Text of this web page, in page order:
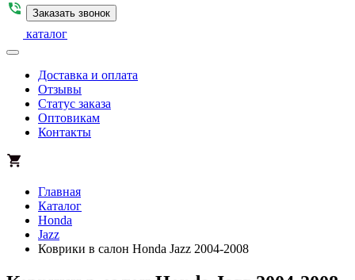
Заказать звонок
каталог
Доставка и оплата
Отзывы
Статус заказа
Оптовикам
Контакты
Главная
Каталог
Honda
Jazz
Коврики в салон Honda Jazz 2004-2008